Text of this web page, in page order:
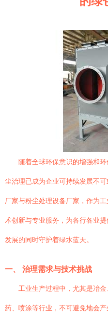
随着全球环保意识的增强和
尘治理已成为企业可持续发展不
厂家与粉尘处理设备厂家，作为
术创新与专业服务，为各行各业
发展的同时守护着绿水蓝天。
一、 治理需求与技术挑战
工业生产过程中，尤其是冶
药、喷涂等行业，不可避免地会